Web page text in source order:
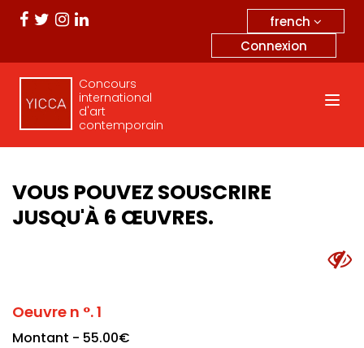
french
Connexion
Concours
international
d'art
contemporain
VOUS POUVEZ SOUSCRIRE
JUSQU'À 6 ŒUVRES.
Oeuvre n °. 1
Montant - 55.00€